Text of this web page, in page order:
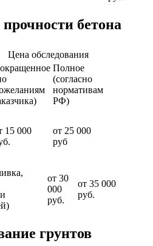
бетона
Цена обследования
Полное
(согласно
нормативам
РФ)
15 000
от 25 000
руб
от 30
000
руб.
от 35 000
руб.
грунтов